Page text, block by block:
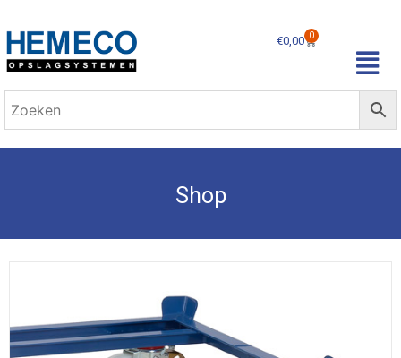
€0,00 0
Shop